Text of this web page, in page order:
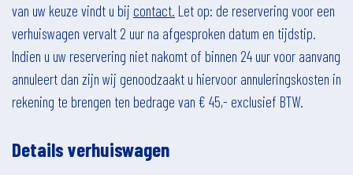
van uw keuze vindt u bij contact. Let op: de reservering voor een
verhuiswagen vervalt 2 uur na afgesproken datum en tijdstip.
Indien u uw reservering niet nakomt of binnen 24 uur voor aanvang
annuleert dan zijn wij genoodzaakt u hiervoor annuleringskosten in
rekening te brengen ten bedrage van € 45,- exclusief BTW.
Details verhuiswagen